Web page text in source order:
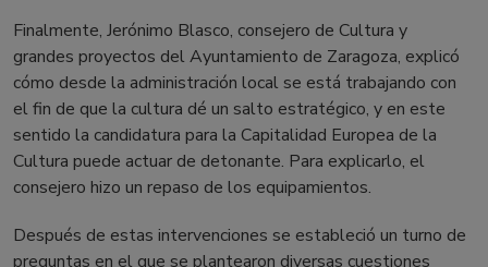
Finalmente, Jerónimo Blasco, consejero de Cultura y
grandes proyectos del Ayuntamiento de Zaragoza, explicó
cómo desde la administración local se está trabajando con
el fin de que la cultura dé un salto estratégico, y en este
sentido la candidatura para la Capitalidad Europea de la
Cultura puede actuar de detonante. Para explicarlo, el
consejero hizo un repaso de los equipamientos.
Después de estas intervenciones se estableció un turno de
preguntas en el que se plantearon diversas cuestiones